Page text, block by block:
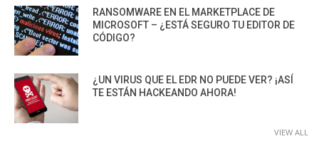
RANSOMWARE EN EL MARKETPLACE DE
MICROSOFT – ¿ESTÁ SEGURO TU EDITOR DE
CÓDIGO?
¿UN VIRUS QUE EL EDR NO PUEDE VER? ¡ASÍ
TE ESTÁN HACKEANDO AHORA!
VIEW ALL